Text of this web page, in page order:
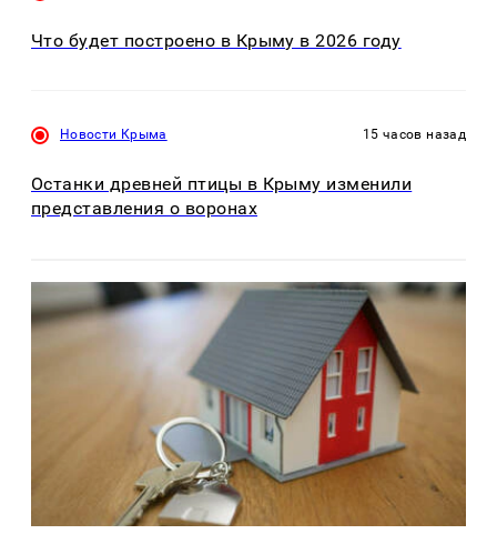
Что будет построено в Крыму в 2026 году
Новости Крыма 15 часов назад
Останки древней птицы в Крыму изменили
представления о воронах